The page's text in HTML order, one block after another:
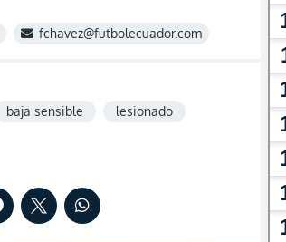
fchavez@futbolecuador.com
baja sensible
lesionado